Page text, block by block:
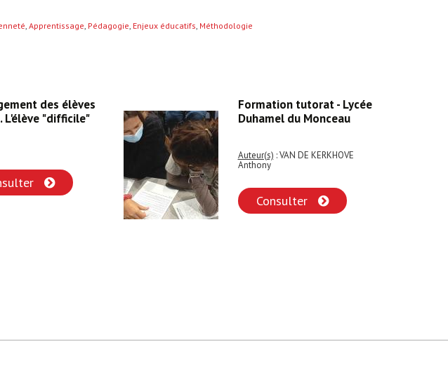
, Apprentissage, Pédagogie, Enjeux éducatifs, Méthodologie
des élèves
L'élève "difficile"
Formation tutorat - Lycée
Duhamel du Monceau
Auteur(s) : VAN DE KERKHOVE
Anthony
Consulter